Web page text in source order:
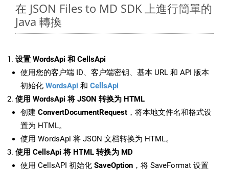
在 JSON Files to MD SDK 上進行簡單的
Java 轉換
设置 WordsApi 和 CellsApi
使用您的客户端 ID、客户端密钥、基本 URL 和 API 版本
初始化 WordsApi 和 CellsApi
使用 WordsApi 将 JSON 转换为 HTML
创建 ConvertDocumentRequest ，将本地文件名和格式设
置为 HTML。
使用 WordsApi 将 JSON 文档转换为 HTML。
使用 CellsApi 将 HTML 转换为 MD
使用 CellsAPI 初始化 SaveOption ，将 SaveFormat 设置